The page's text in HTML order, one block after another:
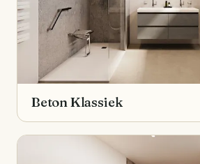
Beton Klassiek